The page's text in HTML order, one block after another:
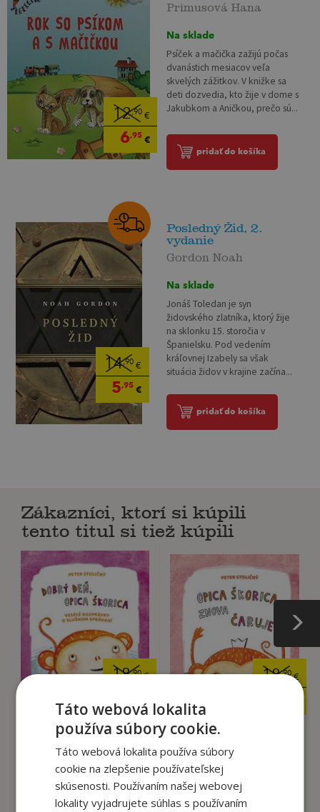
12,90€
6,95€
Primusová Hana
Na sklade
Psíček a mačička zažijú počas
dvanástich mesiacov veľa
skvelých zážitkov. V knižke sa
deti dozvedia, kto žije v dome s
Jakubkom a Aničkou, prečo sú...
pridať do košíka
14,90 €
5,95 €
Posledný Žid, 2.
vydanie
Gordon Noah
Na sklade
Jonáš Toledan je syn
židovského zlatníka, ktorý žije
na sklonku 15. storočia v
Španielsku. Pod vedením
kráľovnej Izabely sa však
situácia židov v krajine začína...
pridať do košíka
Zákazníci, ktorí si kúpili
tento titul si tiež kúpili
18,90€
Dobrý deň, opica
Škorica
Na sklade
18,90€
Opica Škorica znova
čaruje
Na sklade
Táto webová lokalita
používa súbory cookie.
Táto webová lokalita používa súbory
cookie na zlepšenie používateľskej
skúsenosti. Používaním našej webovej
lokality vyjadrujete súhlas s používaním